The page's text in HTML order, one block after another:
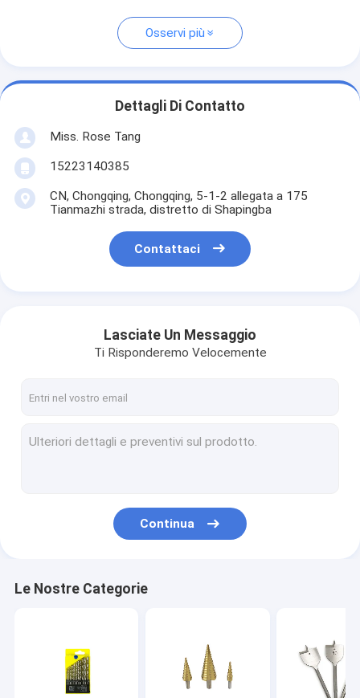
Osservi più
Dettagli Di Contatto
Miss. Rose Tang
15223140385
CN, Chongqing, Chongqing, 5-1-2 allegata a 175
Tianmazhi strada, distretto di Shapingba
Contattaci
Lasciate Un Messaggio
Ti Risponderemo Velocemente
Continua
Le Nostre Categorie